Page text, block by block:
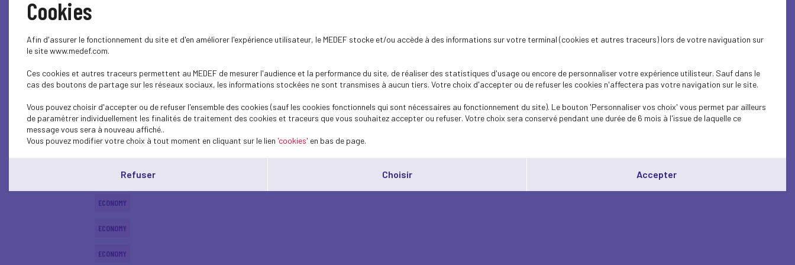
ECONOMY
ECONOMY
ECONOMY
ECONOMY
ECONOMY
ECONOMY
ECONOMY
Cookies
Afin d'assurer le fonctionnement du site et d'en améliorer l'expérience utilisateur, le MEDEF stocke et/ou accède à des informations sur votre terminal (cookies et autres traceurs) lors de votre naviguation sur
le site www.medef.com.
Ces cookies et autres traceurs permettent au MEDEF de mesurer l'audience et la performance du site, de réaliser des statistiques d'usage ou encore de personnaliser votre expérience utilisteur. Sauf dans le
cas des boutons de partage sur les réseaux sociaux, les informations stockées ne sont transmises à aucun tiers. Votre choix d'accepter ou de refuser les cookies n'affectera pas votre navigation sur le site.
Vous pouvez choisir d'accepter ou de refuser l'ensemble des cookies (sauf les cookies fonctionnels qui sont nécessaires au fonctionnement du site). Le bouton 'Personnaliser vos choix' vous permet par ailleurs
de paramétrer individuellement les finalités de traitement des cookies et traceurs que vous souhaitez accepter ou refuser. Votre choix sera conservé pendant une durée de 6 mois à l'issue de laquelle ce
message vous sera à nouveau affiché..
Vous pouvez modifier votre choix à tout moment en cliquant sur le lien 'cookies' en bas de page.
Refuser Choisir Accepter